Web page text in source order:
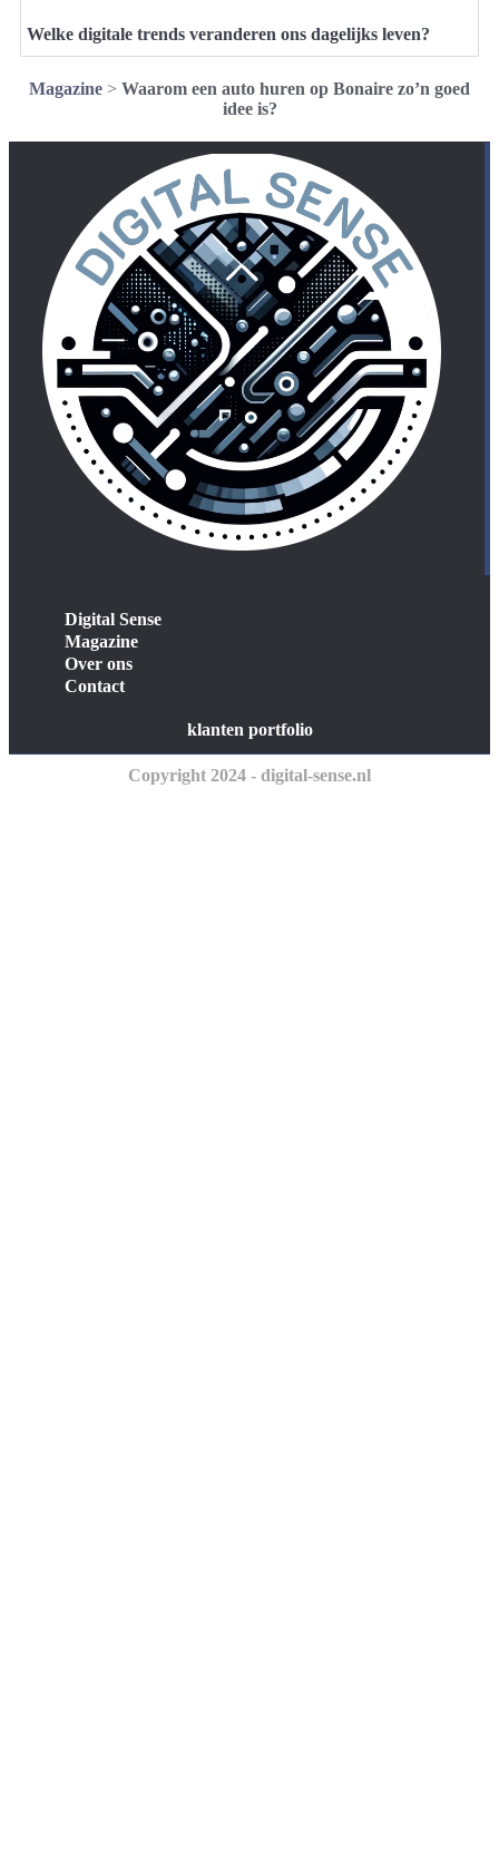
Welke digitale trends veranderen ons dagelijks leven?
Magazine > Waarom een auto huren op Bonaire zo’n goed
idee is?
Digital Sense
Magazine
Over ons
Contact
klanten portfolio
Copyright 2024 - digital-sense.nl